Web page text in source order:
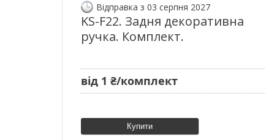
Відправка з 03 серпня 2027
KS-F22. Задня декоративна
ручка. Комплект.
від 1 ₴/комплект
Купити